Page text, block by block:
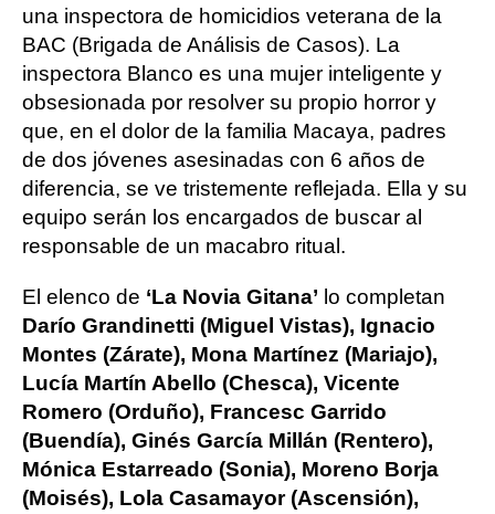
una inspectora de homicidios veterana de la
BAC (Brigada de Análisis de Casos). La
inspectora Blanco es una mujer inteligente y
obsesionada por resolver su propio horror y
que, en el dolor de la familia Macaya, padres
de dos jóvenes asesinadas con 6 años de
diferencia, se ve tristemente reflejada. Ella y su
equipo serán los encargados de buscar al
responsable de un macabro ritual.
El elenco de ‘La Novia Gitana’ lo completan
Darío Grandinetti (Miguel Vistas), Ignacio
Montes (Zárate), Mona Martínez (Mariajo),
Lucía Martín Abello (Chesca), Vicente
Romero (Orduño), Francesc Garrido
(Buendía), Ginés García Millán (Rentero),
Mónica Estarreado (Sonia), Moreno Borja
(Moisés), Lola Casamayor (Ascensión),